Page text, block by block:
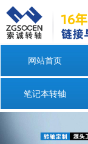
网站首页
笔记本转轴